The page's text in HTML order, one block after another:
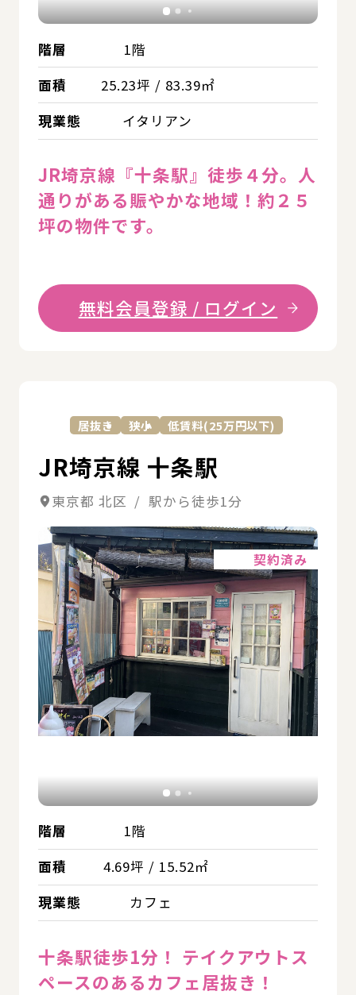
階層
1階
面積
25.23坪 / 83.39㎡
現業態
イタリアン
JR埼京線『十条駅』徒歩４分。人
通りがある賑やかな地域！約２５
坪の物件です。
無料会員登録 / ログイン
居抜き 狭小 低賃料(25万円以下)
JR埼京線 十条駅
東京都 北区 / 駅から徒歩1分
契約済み
階層
1階
面積
4.69坪 / 15.52㎡
現業態
カフェ
十条駅徒歩1分！ テイクアウトス
ペースのあるカフェ居抜き！